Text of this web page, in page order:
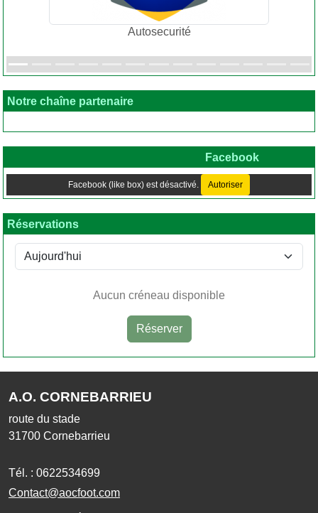
Autosecurité
Notre chaîne partenaire
Facebook
Facebook (like box) est désactivé. Autoriser
Réservations
Aucun créneau disponible
Réserver
A.O. CORNEBARRIEU
route du stade
31700 Cornebarrieu
Tél. : 0622534699
Contact@aocfoot.com